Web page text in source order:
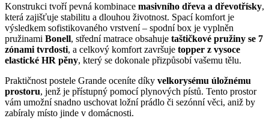
Konstrukci tvoří pevná kombinace masivního dřeva a dřevotřísky,
která zajišťuje stabilitu a dlouhou životnost. Spací komfort je
výsledkem sofistikovaného vrstvení – spodní box je vyplněn
pružinami Bonell, střední matrace obsahuje taštičkové pružiny se 7
zónami tvrdosti, a celkový komfort završuje topper z vysoce
elastické HR pěny, který se dokonale přizpůsobí vašemu tělu.
Praktičnost postele Grande oceníte díky velkorysému úložnému
prostoru, jenž je přístupný pomocí plynových pístů. Tento prostor
vám umožní snadno uschovat ložní prádlo či sezónní věci, aniž by
zabíraly místo jinde v domácnosti.